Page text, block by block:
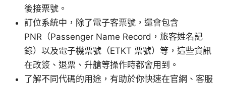
後接票號。
訂位系統中，除了電子客票號，還會包含
PNR（Passenger Name Record，旅客姓名記
錄）以及電子機票號（ETKT 票號）等，這些資訊
在改簽、退票、升艙等操作時都會用到。
了解不同代碼的用途，有助於你快速在官網、客服